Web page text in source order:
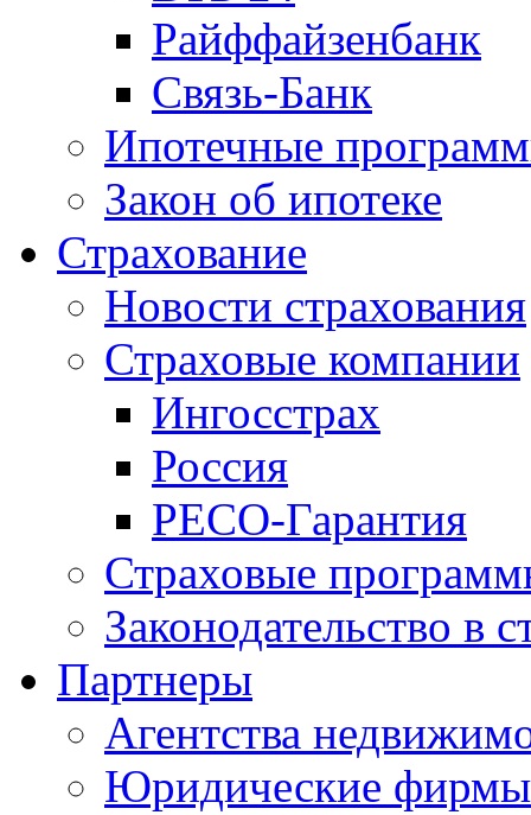
Райффайзенбанк
Связь-Банк
Ипотечные
Закон об ипотеке
Страхование
Новости страхования
Страховые компании
Ингосстрах
Россия
РЕСО-Гарантия
Страховые
Законодательство в
Партнеры
Агентства
Юридические фирмы